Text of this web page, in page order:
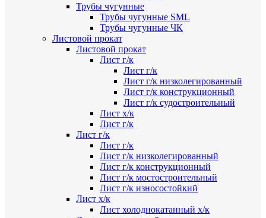
Трубы чугунные
Трубы чугунные SML
Трубы чугунные ЧК
Листовой прокат
Листовой прокат
Лист г/к
Лист г/к
Лист г/к низколегированный
Лист г/к конструкционный
Лист г/к судостроительный
Лист х/к
Лист г/к
Лист г/к
Лист г/к
Лист г/к низколегированный
Лист г/к конструкционный
Лист г/к мостостроительный
Лист г/к износостойкий
Лист х/к
Лист холоднокатанный х/к